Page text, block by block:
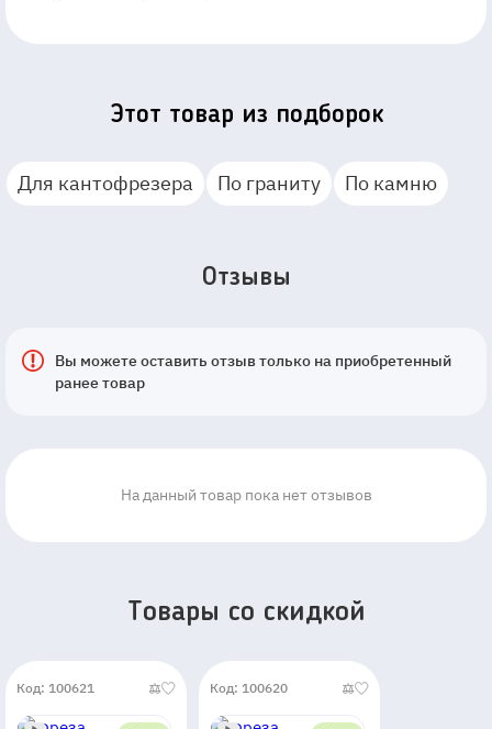
Этот товар из подборок
Для кантофрезера По граниту По камню
Отзывы
Вы можете оставить отзыв только на приобретенный
ранее товар
На данный товар пока нет отзывов
Товары со скидкой
Код: 100621 Код: 100620